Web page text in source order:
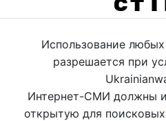
Использование
разрешается при
Интернет-СМИ должны
открытую для